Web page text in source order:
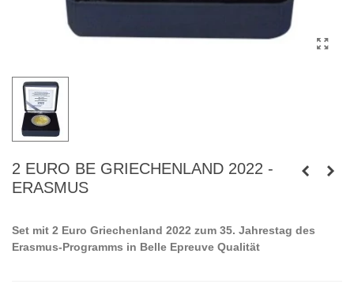
2 EURO BE GRIECHENLAND 2022 -
ERASMUS
Set mit 2 Euro Griechenland 2022 zum 35. Jahrestag des
Erasmus-Programms in Belle Epreuve Qualität